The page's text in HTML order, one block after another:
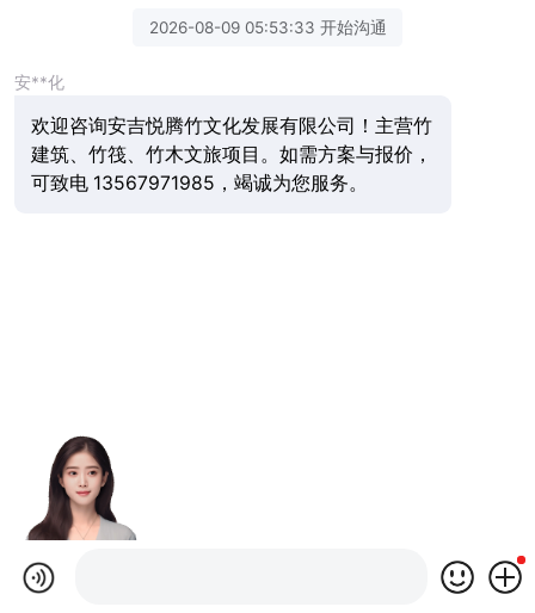
2026-08-09 05:53:33 开始沟通
安**化
欢迎咨询安吉悦腾竹文化发展有限公司！主营竹
建筑、竹筏、竹木文旅项目。如需方案与报价，
可致电 13567971985，竭诚为您服务。